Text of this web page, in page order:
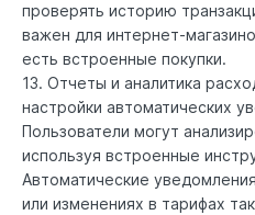
проверять историю
важен для интернет-
есть встроенные покупки.
13. Отчеты и аналитика
настройки автоматических
Пользователи могут
используя встроенные
Автоматические
или изменениях в тарифах